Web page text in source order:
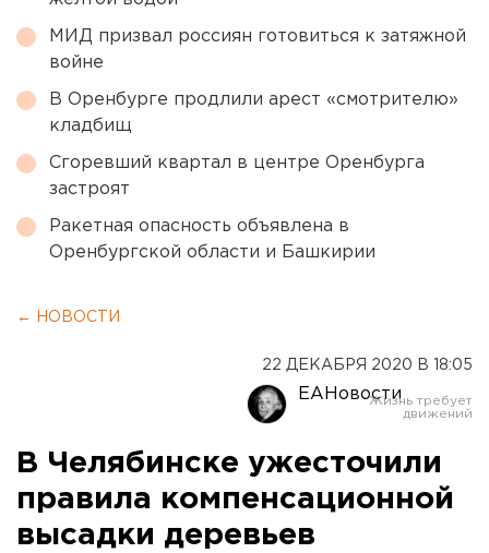
МИД призвал россиян готовиться к затяжной
войне
В Оренбурге продлили арест «смотрителю»
кладбищ
Сгоревший квартал в центре Оренбурга
застроят
Ракетная опасность объявлена в
Оренбургской области и Башкирии
← НОВОСТИ
22 ДЕКАБРЯ 2020 В 18:05
ЕАНовости
В Челябинске ужесточили
правила компенсационной
высадки деревьев